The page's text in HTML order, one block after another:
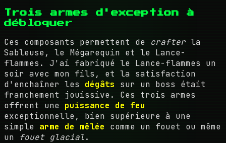
Trois armes d'exception à
débloquer
Ces composants permettent de crafter la
Sableuse, le Mégarequin et le Lance-
flammes. J'ai fabriqué le Lance-flammes un
soir avec mon fils, et la satisfaction
d'enchaîner les dégâts sur un boss était
franchement jouissive. Ces trois armes
offrent une puissance de feu
exceptionnelle, bien supérieure à une
simple arme de mêlée comme un fouet ou même
un fouet glacial.